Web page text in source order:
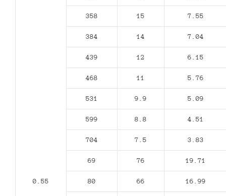
0.55
358 15 7.55
384 14 7.04
439 12 6.15
468 11 5.76
531 9.9 5.09
599 8.8 4.51
704 7.5 3.83
69 76 19.71
80 66 16.99